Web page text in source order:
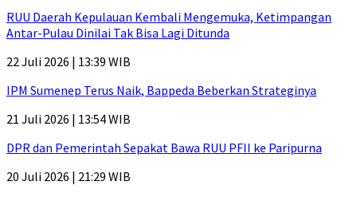
RUU Daerah Kepulauan Kembali Mengemuka, Ketimpangan
Antar-Pulau Dinilai Tak Bisa Lagi Ditunda
22 Juli 2026 | 13:39 WIB
IPM Sumenep Terus Naik, Bappeda Beberkan Strateginya
21 Juli 2026 | 13:54 WIB
DPR dan Pemerintah Sepakat Bawa RUU PFII ke Paripurna
20 Juli 2026 | 21:29 WIB